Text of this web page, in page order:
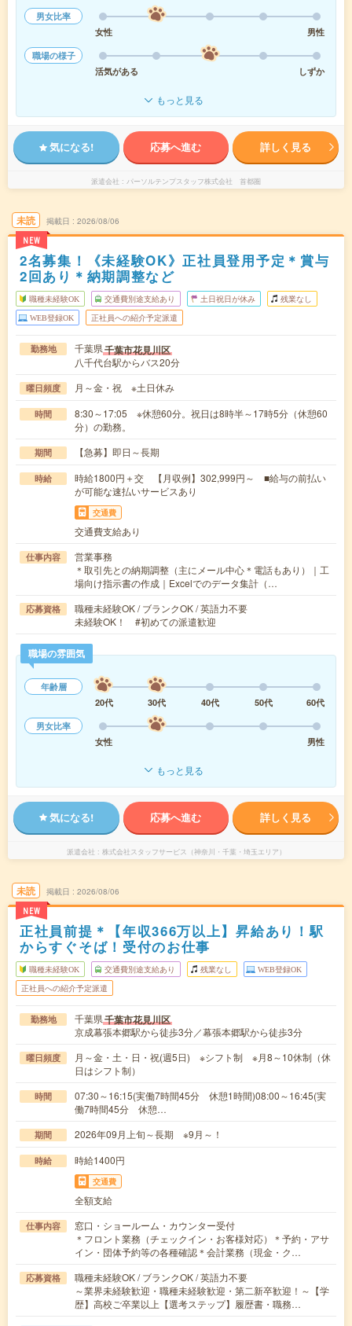
男女比率
女性
男性
職場の様子
活気がある
しずか
もっと見る
気になる! 応募へ進む 詳しく見る
派遣会社 パーソルテンプスタッフ株式会社 首都圏
未読
NEW
掲載日 2026/08/06
2名募集！《未経験OK》正社員登用予定＊賞与
2回あり＊納期調整など
職種未経験OK 交通費別途支給あり 土日祝日が休み 残業なし
WEB登録OK 正社員への紹介予定派遣
勤務地 千葉県千葉市花見川区
八千代台駅からバス20分
曜日頻度 月～金・祝 ※土日休み
時間
8:30～17:05 ※休憩60分。祝日は8時半～17時5分（休憩60
分）の勤務。
期間 【急募】即日～長期
時給
時給1800円＋交 【月収例】302,999円～ ■給与の前払い
が可能な速払いサービスあり
交通費
交通費支給あり
仕事内容
営業事務
＊取引先との納期調整（主にメール中心＊電話もあり）｜工
場向け指示書の作成｜Excelでのデータ集計（…
応募資格
職種未経験OK / ブランクOK / 英語力不要
未経験OK！ #初めての派遣歓迎
職場の雰囲気
年齢層
20代
30代 40代 50代
60代
男女比率
女性
男性
もっと見る
気になる! 応募へ進む 詳しく見る
派遣会社 株式会社スタッフサービス（神奈川・千葉・埼玉エリア）
未読
NEW
掲載日 2026/08/06
正社員前提＊【年収366万以上】昇給あり！駅
からすぐそば！受付のお仕事
職種未経験OK 交通費別途支給あり 残業なし WEB登録OK
正社員への紹介予定派遣
勤務地 千葉県千葉市花見川区
京成幕張本郷駅から徒歩3分／幕張本郷駅から徒歩3分
曜日頻度
月～金・土・日・祝(週5日) ※シフト制 ※月8～10休制（休
日はシフト制）
時間
07:30～16:15(実働7時間45分 休憩1時間)08:00～16:45(実
働7時間45分 休憩…
期間 2026年09月上旬～長期 ※9月～！
時給 時給1400円
交通費
全額支給
仕事内容
窓口・ショールーム・カウンター受付
＊フロント業務（チェックイン・お客様対応）＊予約・アサ
イン・団体予約等の各種確認＊会計業務（現金・ク…
応募資格
職種未経験OK / ブランクOK / 英語力不要
～業界未経験歓迎・職種未経験歓迎・第二新卒歓迎！～【学
歴】高校ご卒業以上【選考ステップ】履歴書・職務…